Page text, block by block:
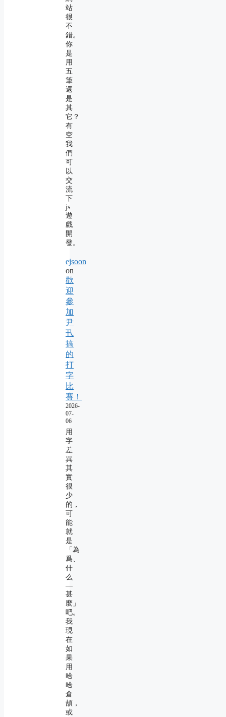
站
很
不
錯。
你
是
用
五
筆
還
是
其
它？
有
空
我
們
可
以
交
流
下
js
遊
戲
開
發。
ejsoon
on
歡
迎
參
加
尹
卂
搞
的
打
字
比
賽！
2026-
07-
06
用
字
差
異
其
實
很
少
的，
可
能
就
是
「為
爲、
什
么
―
甚
麼」
吧。
我
現
在
如
果
用
哈
哈
倉
頡，
或